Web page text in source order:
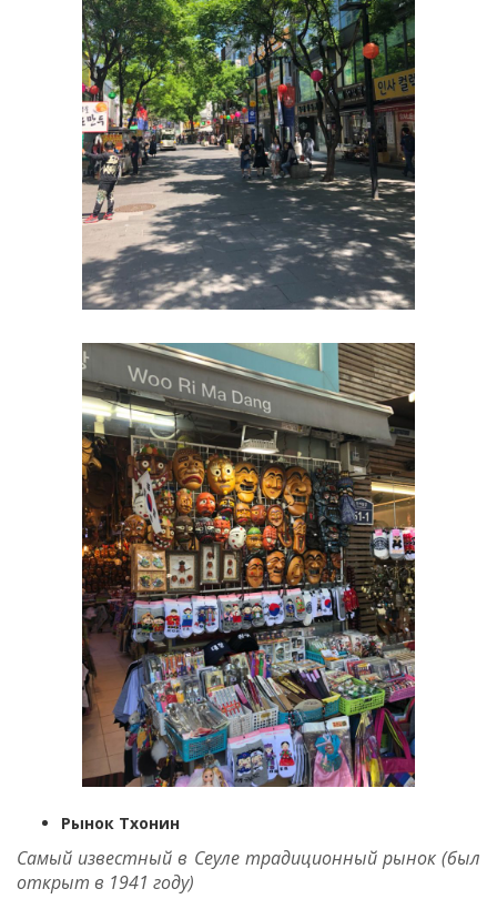
Рынок Тхонин
Самый известный в Сеуле традиционный рынок (был
открыт в 1941 году)